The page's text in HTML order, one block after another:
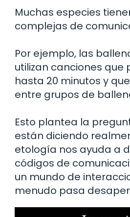
Muchas especies
complejas de
Por ejemplo, las
utilizan canciones que
hasta 20 minutos y
entre grupos de
Esto plantea la
están diciendo
etología nos ayuda a
códigos de
un mundo de
menudo pasa